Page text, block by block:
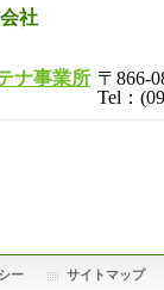
社
ナ事業所 〒866-
Tel：
ー サイトマップ